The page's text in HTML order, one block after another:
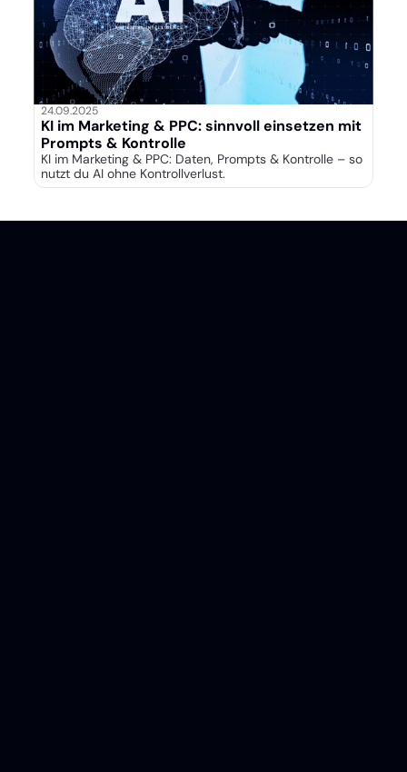
24.09.2025
KI im Marketing & PPC: sinnvoll einsetzen mit
Prompts & Kontrolle
KI im Marketing & PPC: Daten, Prompts & Kontrolle – so
nutzt du AI ohne Kontrollverlust.